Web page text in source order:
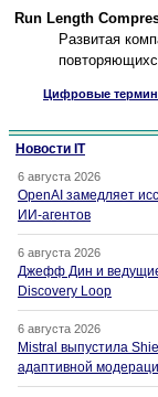
Run Length
Развитая
Цифровые
Новости IT
6 августа 2026
OpenAI замедляет
ИИ-агентов
6 августа 2026
Джефф Дин и ведущие
Discovery Loop
6 августа 2026
Mistral выпустила
адаптивной